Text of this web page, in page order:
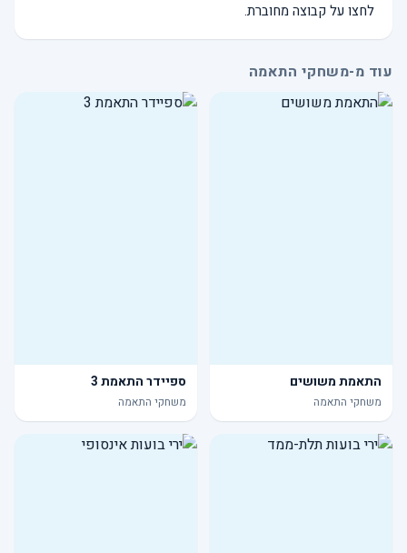
לחצו על קבוצה מחוברת.
עוד מ-משחקי התאמה
התאמת משושים
משחקי התאמה
ספיידר התאמת 3
משחקי התאמה